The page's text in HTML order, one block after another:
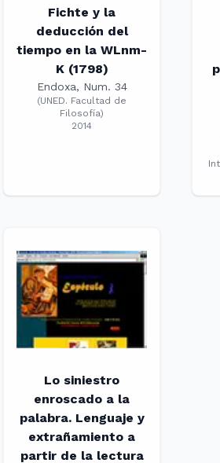
Fichte y la
deducción del
tiempo en la WLnm-
K (1798)
Endoxa, Num. 34
(UNED. Facultad de
Filosofía)
2014
Lo siniestro
enroscado a la
palabra. Lenguaje y
extrañamiento a
partir de la lectura